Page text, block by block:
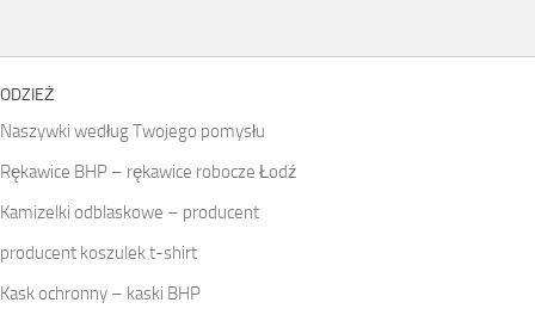
ODZIEŻ
Naszywki według Twojego pomysłu
Rękawice BHP – rękawice robocze Łodź
Kamizelki odblaskowe – producent
producent koszulek t-shirt
Kask ochronny – kaski BHP